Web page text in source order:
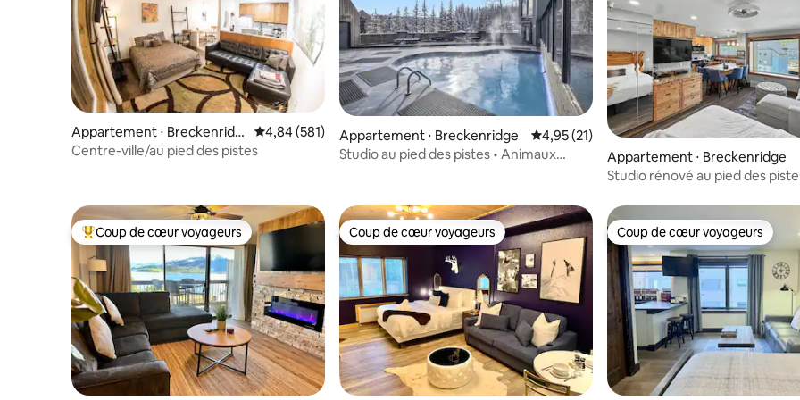
Appartement ⋅ Breckenridg
e
Évaluation moyenne sur la base de 581 commentaires : 4,84 sur 5
4,84 (581)
Centre-ville/au pied des pistes
Appartement ⋅ Breckenridge Évaluation moyenne sur la base de 21
4,95 (21)
Studio au pied des pistes • Animaux
Appartement ⋅ Breckenridge
Studio rénové au pied des
Coups de cœur voyageurs les plus appréciés
Coup de cœur voyageurs Coup de cœur voyageurs
Coup de cœur voyageurs Coup de cœur voyageurs
Coup de cœur voyageurs